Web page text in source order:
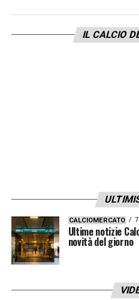
IL CALCIO
CALCIOMERCATO
Ultime notizie
novità del giorno